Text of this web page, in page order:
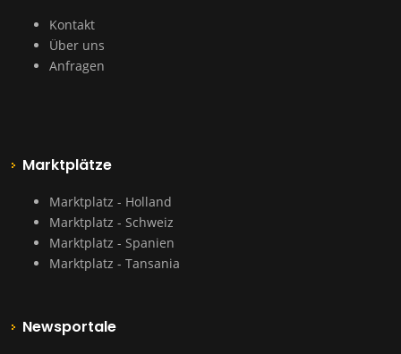
Kontakt
Über uns
Anfragen
Marktplätze
Marktplatz - Holland
Marktplatz - Schweiz
Marktplatz - Spanien
Marktplatz - Tansania
Newsportale